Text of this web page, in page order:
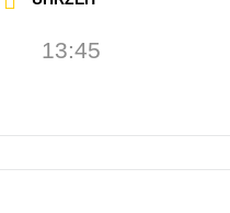
13:45